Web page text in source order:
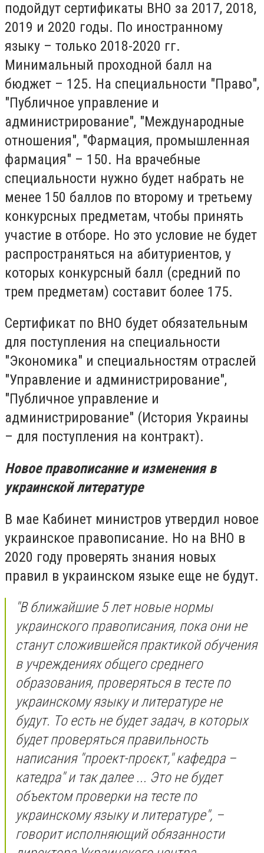
подойдут сертификаты ВНО за 2017, 2018,
2019 и 2020 годы. По иностранному
языку – только 2018-2020 гг.
Минимальный проходной балл на
бюджет – 125. На специальности "Право",
"Публичное управление и
администрирование", "Международные
отношения", "Фармация, промышленная
фармация" – 150. На врачебные
специальности нужно будет набрать не
менее 150 баллов по второму и третьему
конкурсных предметам, чтобы принять
участие в отборе. Но это условие не будет
распространяться на абитуриентов, у
которых конкурсный балл (средний по
трем предметам) составит более 175.
Сертификат по ВНО будет обязательным
для поступления на специальности
"Экономика" и специальностям отраслей
"Управление и администрирование",
"Публичное управление и
администрирование" (История Украины
– для поступления на контракт).
Новое правописание и изменения в
украинской литературе
В мае Кабинет министров утвердил новое
украинское правописание. Но на ВНО в
2020 году проверять знания новых
правил в украинском языке еще не будут.
"В ближайшие 5 лет новые нормы
украинского правописания, пока они не
станут сложившейся практикой обучения
в учреждениях общего среднего
образования, проверяться в тесте по
украинскому языку и литературе не
будут. То есть не будет задач, в которых
будет проверяться правильность
написания "проект-проєкт," кафедра –
катедра" и так далее ... Это не будет
объектом проверки на тесте по
украинскому языку и литературе", –
говорит исполняющий обязанности